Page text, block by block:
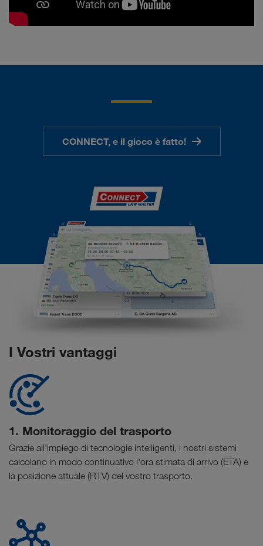
CONNECT, e il gioco è fatto!
I Vostri vantaggi
1. Monitoraggio del trasporto
Grazie all'impiego di tecnologie intelligenti, i nostri sistemi
calcolano in modo continuativo l'ora stimata di arrivo (ETA) e
la posizione attuale (RTV) del vostro trasporto.